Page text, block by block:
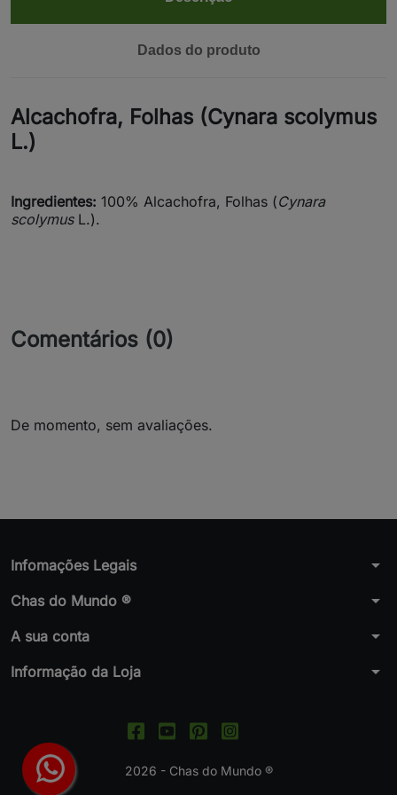
Dados do produto
Alcachofra, Folhas (Cynara scolymus
L.)
Ingredientes: 100% Alcachofra, Folhas (Cynara
scolymusL.).
Comentários (0)
De momento, sem avaliações.
Infomações Legais arrow_drop_down
Chas do Mundo ® arrow_drop_down
A sua conta arrow_drop_down
Informação da Loja arrow_drop_down
2026 - Chas do Mundo ®